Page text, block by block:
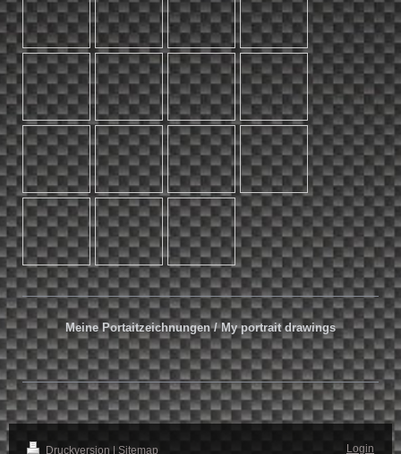
Meine Portaitzeichnungen / My portrait drawings
Druckversion | Sitemap Login